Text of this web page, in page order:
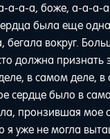
а-а-а, боже, a-а-а-
была еще
бегала вокруг.
должна признать
в самом деле, в
сердце было в
пронзившая мое
я уже не могла